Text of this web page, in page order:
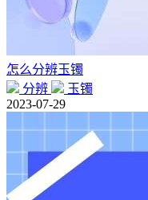
怎么分辨玉镯
分辨
玉镯
2023-07-29